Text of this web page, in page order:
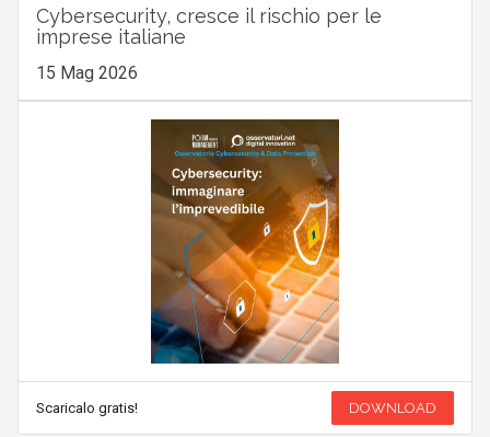
Cybersecurity, cresce il rischio per le
imprese italiane
15 Mag 2026
Scaricalo gratis! DOWNLOAD